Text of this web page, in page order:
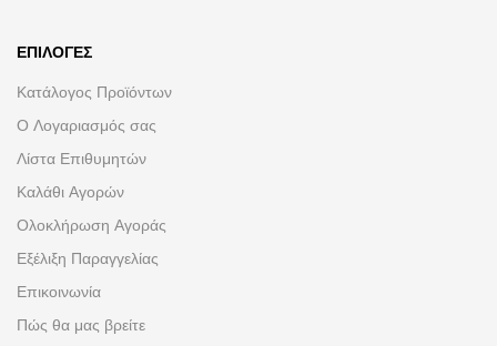
ΕΠΙΛΟΓΈΣ
Κατάλογος Προϊόντων
Ο Λογαριασμός σας
Λίστα Επιθυμητών
Καλάθι Αγορών
Ολοκλήρωση Αγοράς
Εξέλιξη Παραγγελίας
Επικοινωνία
Πώς θα μας βρείτε